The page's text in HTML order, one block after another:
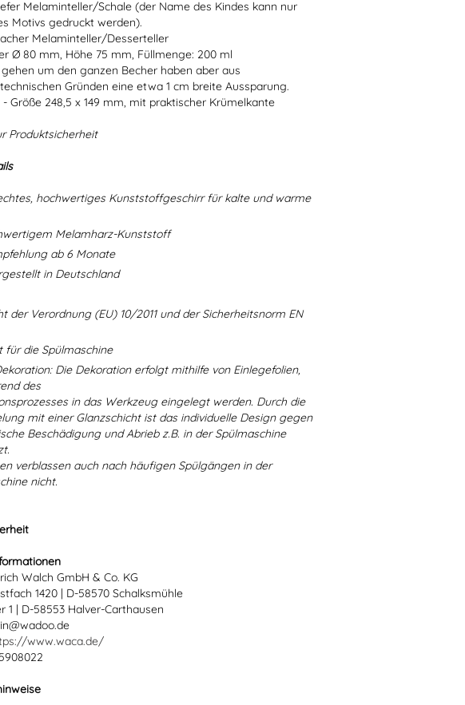
Melaminteller/Schale (der Name des Kindes kann nur
Motivs gedruckt werden).
Melaminteller/Desserteller
Ø 80 mm, Höhe 75 mm, Füllmenge: 200 ml
um den ganzen Becher haben aber aus
Gründen eine etwa 1 cm breite Aussparung.
Größe 248,5 x 149 mm, mit praktischer Krümelkante
Produktsicherheit
hochwertiges Kunststoffgeschirr für kalte und warme
Melamharz-Kunststoff
ab 6 Monate
in Deutschland
der Verordnung (EU) 10/2011 und der Sicherheitsnorm EN
für die Spülmaschine
Die Dekoration erfolgt mithilfe von Einlegefolien,
des
in das Werkzeug eingelegt werden. Durch die
mit einer Glanzschicht ist das individuelle Design gegen
Beschädigung und Abrieb z.B. in der Spülmaschine
verblassen auch nach häufigen Spülgängen in der
nicht.
Walch GmbH & Co. KG
1420 | D-58570 Schalksmühle
1 | D-58553 Halver-Carthausen
www.waca.de/